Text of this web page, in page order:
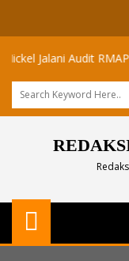
Audit RMAP+,